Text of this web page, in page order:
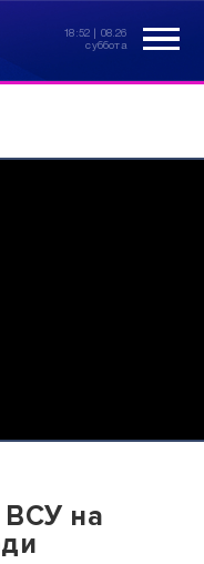
18:52 | 08.26
суббота
ВСУ на